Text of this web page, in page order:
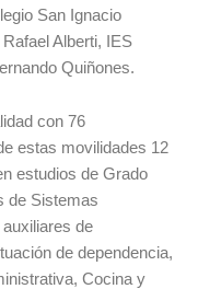
San Ignacio
Alberti, IES
Quiñones.
con 76
estas movilidades 12
estudios de Grado
de Sistemas
de
de dependencia,
Cocina y